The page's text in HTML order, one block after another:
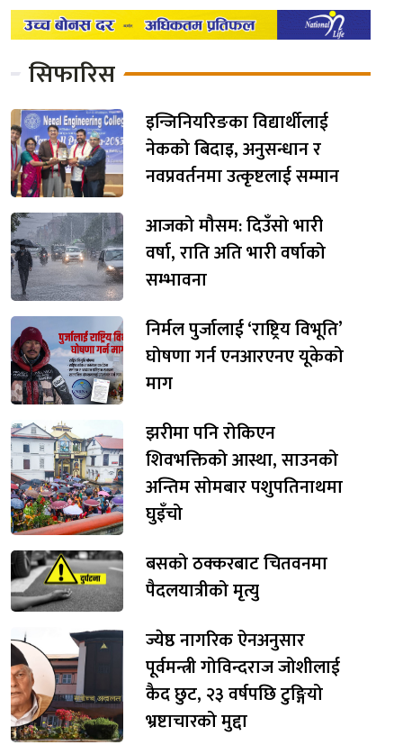
सिफारिस
इन्जिनियरिङका विद्यार्थीलाई
नेकको बिदाइ, अनुसन्धान र
नवप्रवर्तनमा उत्कृष्टलाई सम्मान
आजको मौसम: दिउँसो भारी
वर्षा, राति अति भारी वर्षाको
सम्भावना
निर्मल पुर्जालाई ‘राष्ट्रिय विभूति’
घोषणा गर्न एनआरएनए यूकेको
माग
झरीमा पनि रोकिएन
शिवभक्तिको आस्था, साउनको
अन्तिम सोमबार पशुपतिनाथमा
घुइँचो
बसको ठक्करबाट चितवनमा
पैदलयात्रीको मृत्यु
ज्येष्ठ नागरिक ऐनअनुसार
पूर्वमन्त्री गोविन्दराज जोशीलाई
कैद छुट, २३ वर्षपछि टुङ्गियो
भ्रष्टाचारको मुद्दा